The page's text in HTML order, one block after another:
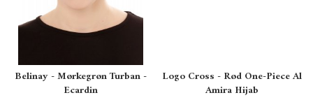
Belinay - Mørkegrøn Turban -
Ecardin
Logo Cross - Rød One-Piece Al
Amira Hijab